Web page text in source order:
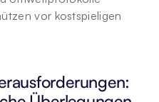
vor kostspieligen